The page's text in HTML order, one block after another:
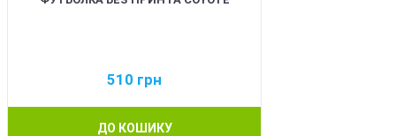
510 грн
ДО КОШИКУ